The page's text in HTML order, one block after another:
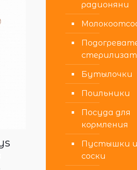
радионяни
Бутылочки
Поильники
Посуда для
кормления
Пустышки и
соски